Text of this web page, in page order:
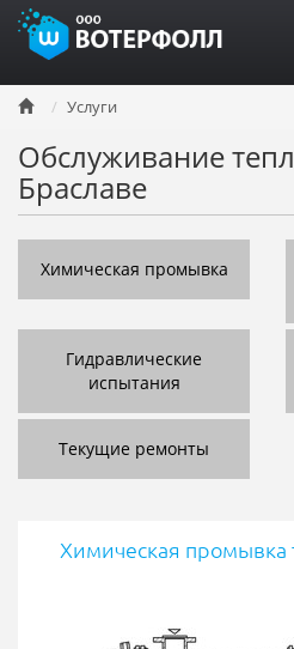
Перейти
основному
содержанию
Услуги
Обслуживание
Браславе
Химическая промывка
Гидравлические
испытания
Текущие ремонты
Химическая